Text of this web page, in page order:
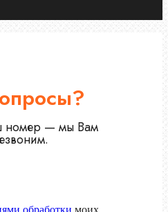
номер — мы Вам
обработки моих